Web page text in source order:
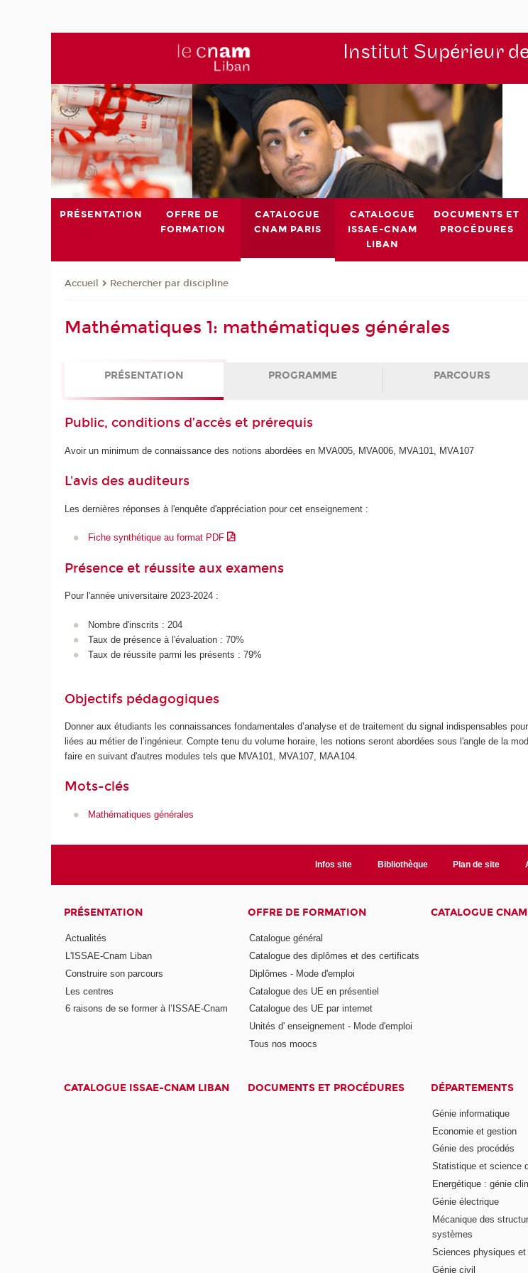
Institut Supérieur
PRÉSENTATION
OFFRE DE
FORMATION
CATALOGUE
CNAM PARIS
CATALOGUE
ISSAE-CNAM
LIBAN
DOCUMENTS ET
PROCÉDURES
Accueil Rechercher par discipline
Mathématiques 1: mathématiques générales
PRÉSENTATION PROGRAMME PARCOURS
Public, conditions d’accès et prérequis
Avoir un minimum de connaissance des notions abordées en MVA005, MVA006, MVA101, MVA107
L'avis des auditeurs
Les dernières réponses à l'enquête d'appréciation pour cet enseignement :
Fiche synthétique au format PDF
Présence et réussite aux examens
Pour l'année universitaire 2023-2024 :
Nombre d'inscrits : 204
Taux de présence à l'évaluation : 70%
Taux de réussite parmi les présents : 79%
Objectifs pédagogiques
Donner aux étudiants les connaissances fondamentales d’analyse et de traitement du signal indispensables
liées au métier de l’ingénieur. Compte tenu du volume horaire, les notions seront abordées sous l'angle de la
faire en suivant d'autres modules tels que MVA101, MVA107, MAA104.
Mots-clés
Mathématiques générales
Infos site Bibliothèque Plan de site
PRÉSENTATION
Actualités
L'ISSAE-Cnam Liban
Construire son parcours
Les centres
6 raisons de se former à l’ISSAE-Cnam
OFFRE DE FORMATION
Catalogue général
Catalogue des diplômes et des certificats
Diplômes - Mode d'emploi
Catalogue des UE en présentiel
Catalogue des UE par internet
Unités d' enseignement - Mode d'emploi
Tous nos moocs
CATALOGUE
CATALOGUE ISSAE-CNAM LIBAN DOCUMENTS ET PROCÉDURES DÉPARTEMENTS
Génie informatique
Economie et gestion
Génie des procédés
Statistique et science
Energétique : génie
Génie électrique
Mécanique des
systèmes
Sciences physiques
Génie civil